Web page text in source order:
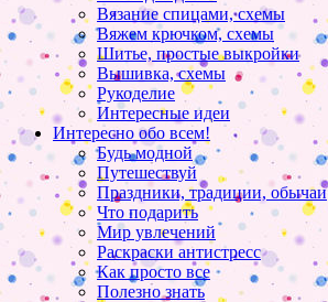
Вязание спицами, схемы
Вяжем крючком, схемы
Шитье, простые выкройки
Вышивка, схемы
Рукоделие
Интересные идеи
Интересно обо всем!
Будь модной
Путешествуй
Праздники, традиции, обычаи
Что подарить
Мир увлечений
Раскраски антистресс
Как просто все
Полезно знать